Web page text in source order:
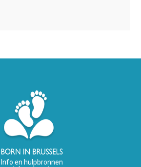
Info en hulpbronnen